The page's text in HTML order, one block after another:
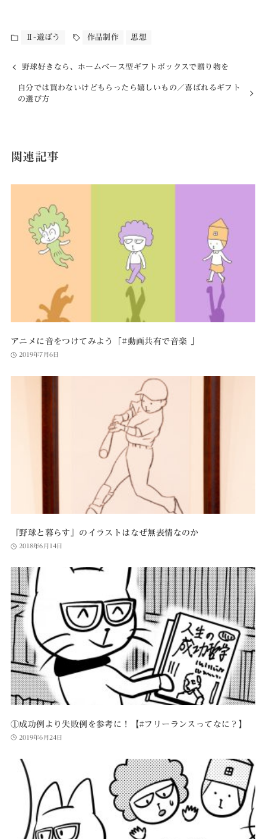
Ⅱ-遊ぼう 作品制作 思想
野球好きなら、ホームベース型ギフトボックスで贈り物を
自分では買わないけどもらったら嬉しいもの／喜ばれるギフト
の選び方
関連記事
アニメに音をつけてみよう「#動画共有で音楽 」
2019年7月6日
『野球と暮らす』のイラストはなぜ無表情なのか
2018年6月14日
①成功例より失敗例を参考に！【#フリーランスってなに？】
2019年6月24日